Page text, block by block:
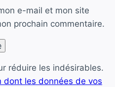
e-mail et mon site
prochain commentaire.
réduire les indésirables.
dont les données de vos